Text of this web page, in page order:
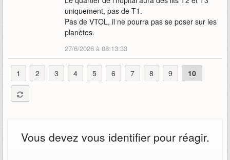
uniquement, pas de T1.
Pas de VTOL, il ne pourra pas se poser sur les
planètes.
27/6/2026 à 08:13:33
1 2 3 4 5 6 7 8 9 10
Vous devez vous identifier pour réagir.